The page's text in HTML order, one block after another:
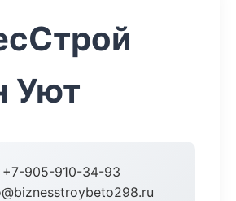
Уют
+7-905-910-34-93